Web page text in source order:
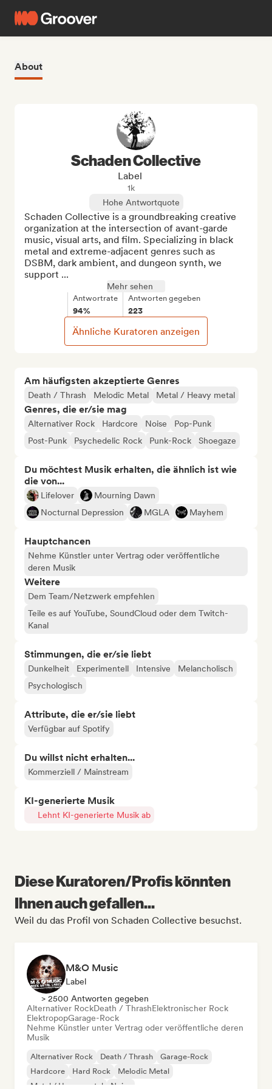
About
Am häufigsten akzeptierte Genres
Death / Thrash Melodic Metal Metal / Heavy metal
Genres, die er/sie mag
Alternativer Rock Hardcore Noise
Pop-Punk
Post-Punk
Psychedelic Rock Punk-Rock Shoegaze
Du möchtest Musik erhalten, die ähnlich ist wie
die von...
Lifelover
Mourning Dawn
Nocturnal Depression
MGLA Mayhem
Hauptchancen
Nehme Künstler unter Vertrag oder veröffentliche
deren Musik
Weitere
Dem Team/Netzwerk empfehlen
Teile es auf YouTube, SoundCloud oder dem Twitch-
Kanal
Stimmungen, die er/sie liebt
Dunkelheit Experimentell Intensive
Melancholisch
Psychologisch
Attribute, die er/sie liebt
Verfügbar auf Spotify
Du willst nicht erhalten...
Kommerziell / Mainstream
KI-generierte Musik
Lehnt KI-generierte Musik ab
Schaden Collective
Label
1k
Hohe Antwortquote
Schaden Collective is a groundbreaking creative
organization at the intersection of avant-garde
music, visual arts, and film. Specializing in black
metal and extreme-adjacent genres such as
DSBM, dark ambient, and dungeon synth, we
support ...
Mehr sehen
Antwortrate
94%
Antworten gegeben
223
Ähnliche Kuratoren anzeigen
Diese Kuratoren/Profis könnten
Ihnen auch gefallen...
Weil du das Profil von Schaden Collective besuchst.
M&O Music
Label
> 2500 Antworten gegeben
Alternativer RockDeath / ThrashElektronischer Rock
ElektropopGarage-Rock
Nehme Künstler unter Vertrag oder veröffentliche deren
Musik
Alternativer Rock Death / Thrash
Garage-Rock
Hardcore
Hard Rock
Melodic Metal
Metal / Heavy metal
Noise